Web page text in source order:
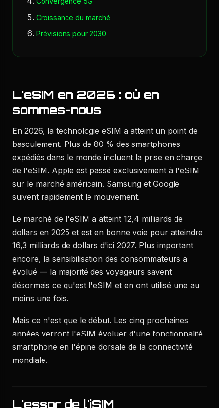
Croissance du marché
Prévisions pour 2030
L'eSIM en 2026 : où en
sommes-nous
En 2026, la technologie eSIM a atteint un point de
basculement. Plus de 80 % des smartphones
expédiés dans le monde incluent la prise en charge
de l'eSIM. Apple est passé exclusivement à l'eSIM
sur le marché américain. Samsung et Google
suivent rapidement le mouvement.
Le marché de l'eSIM a atteint 12,4 milliards de
dollars en 2025 et est en bonne voie pour atteindre
16,3 milliards de dollars d'ici 2027. Plus important
encore, la sensibilisation des consommateurs a
évolué — la majorité des voyageurs savent
désormais ce qu'est l'eSIM et en ont utilisé une au
moins une fois.
Mais ce n'est que le début. Les cinq prochaines
années verront l'eSIM évoluer d'une fonctionnalité
smartphone en l'épine dorsale de la connectivité
mondiale.
L'essor de l'iSIM